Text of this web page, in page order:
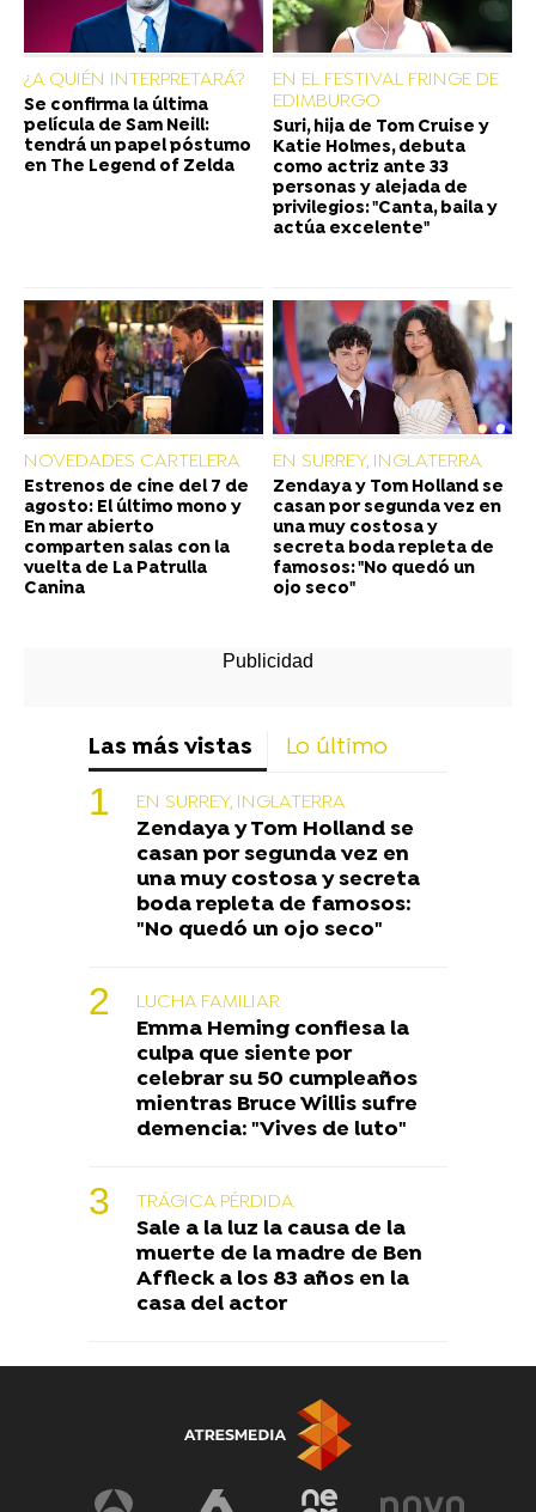
¿A QUIÉN INTERPRETARÁ?
Se confirma la última
película de Sam Neill:
tendrá un papel póstumo
en The Legend of Zelda
EN EL FESTIVAL FRINGE DE
EDIMBURGO
Suri, hija de Tom Cruise y
Katie Holmes, debuta
como actriz ante 33
personas y alejada de
privilegios: "Canta, baila y
actúa excelente"
NOVEDADES CARTELERA
Estrenos de cine del 7 de
agosto: El último mono y
En mar abierto
comparten salas con la
vuelta de La Patrulla
Canina
EN SURREY, INGLATERRA
Zendaya y Tom Holland se
casan por segunda vez en
una muy costosa y
secreta boda repleta de
famosos: "No quedó un
ojo seco"
Las más vistas Lo último
EN SURREY, INGLATERRA
Zendaya y Tom Holland se
casan por segunda vez en
una muy costosa y secreta
boda repleta de famosos:
"No quedó un ojo seco"
LUCHA FAMILIAR
Emma Heming confiesa la
culpa que siente por
celebrar su 50 cumpleaños
mientras Bruce Willis sufre
demencia: "Vives de luto"
TRÁGICA PÉRDIDA
Sale a la luz la causa de la
muerte de la madre de Ben
Affleck a los 83 años en la
casa del actor